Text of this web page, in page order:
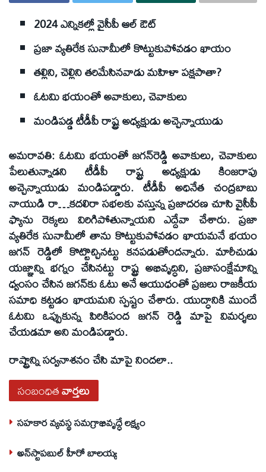
2024 ఎన్నికల్లో వైసీపీ ఆల్‌ ఔట్‌
ప్రజా వ్యతిరేక సునామీలో కొట్టుకుపోవడం ఖాయం
తల్లిని, చెల్లిని తరిమేసినవాడు మహిళా పక్షపాతా?
ఓటమి భయంతో అవాకులు, చెవాకులు
మండిపడ్డ టీడీపీ రాష్ట్ర అధ్యక్షుడు అచ్చెన్నాయుడు
అమరావతి: ఓటమి భయంతో జగన్‌రెడ్డి అవాకులు, చెవాకులు
పేలుతున్నాడని టీడీపీ రాష్ట్ర అధ్యక్షుడు కింజరాపు
అచ్చెన్నాయుడు మండిపడ్డారు. టీడీపీ అధినేత చంద్రబాబు
నాయుడి రా…కదలిరా సభలకు వస్తున్న ప్రజాదరణ చూసి వైసీపీ
ఫ్యాను రెక్కలు విరిగిపోతున్నాయని ఎద్దేవా చేశారు. ప్రజా
వ్యతిరేక సునామీలో తాను కొట్టుకుపోవడం ఖాయమనే భయం
జగన్‌ రెడ్డిలో కొట్టొచ్చినట్టు కనపడుతోందన్నారు. మారీచుడు
యజ్ఞాన్ని భగ్నం చేసినట్టు రాష్ట్ర అభివృద్ధిని, ప్రజాసంక్షేమాన్ని
ధ్వంసం చేసిన జగన్‌కు ఓటు అనే ఆయుధంతో ప్రజలు రాజకీయ
సమాధి కట్టడం ఖాయమని స్పష్టం చేశారు. యుద్ధానికి ముందే
ఓటమి ఒప్పుకున్న పిరికిపంద జగన్‌ రెడ్డి మాపై విమర్శలు
చేయడమా అని మండిపడ్డారు.
రాష్ట్రాన్ని సర్వనాశనం చేసి మాపై నిందలా..
సంబంధితవార్తలు
సహకార వ్యవస్థ సమగ్రాభివృద్ధే లక్ష్యం
అన్‌స్టాపబుల్‌ హీరో బాలయ్య